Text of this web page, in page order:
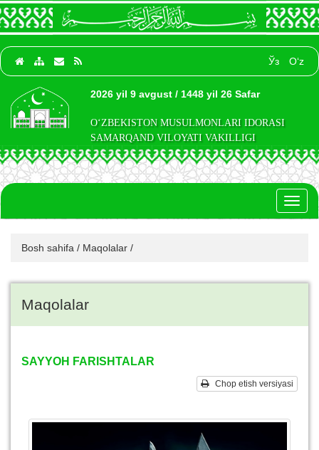
Ўз O‘z
2026 yil 9 avgust / 1448 yil 26 Safar
O‘ZBEKISTON MUSULMONLARI IDORASI
SAMARQAND VILOYATI VAKILLIGI
Bosh sahifa / Maqolalar /
Maqolalar
SAYYOH FARISHTALAR
Chop etish versiyasi